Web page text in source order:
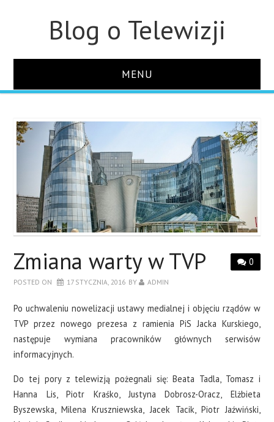
Blog o Telewizji
MENU
O STRONIE
KONTAKT
0
Zmiana warty w TVP
POSTED ON 17 STYCZNIA, 2016 BY ADMIN
Po uchwaleniu nowelizacji ustawy medialnej i objęciu rządów w
TVP przez nowego prezesa z ramienia PiS Jacka Kurskiego,
następuje wymiana pracowników głównych serwisów
informacyjnych.
Do tej pory z telewizją pożegnali się: Beata Tadla, Tomasz i
Hanna Lis, Piotr Kraśko, Justyna Dobrosz-Oracz, Elżbieta
Byszewska, Milena Kruszniewska, Jacek Tacik, Piotr Jaźwiński,